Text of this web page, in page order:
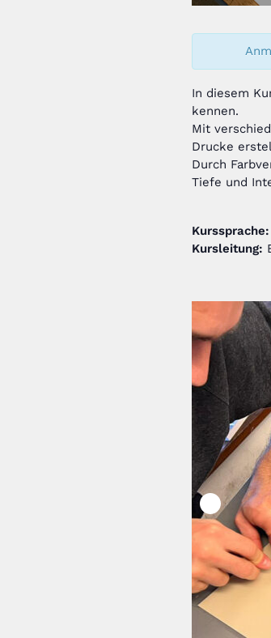
In diesem
kennen.
Mit
Drucke
Durch
Tiefe und
Kurssprache:
Kursleitung: